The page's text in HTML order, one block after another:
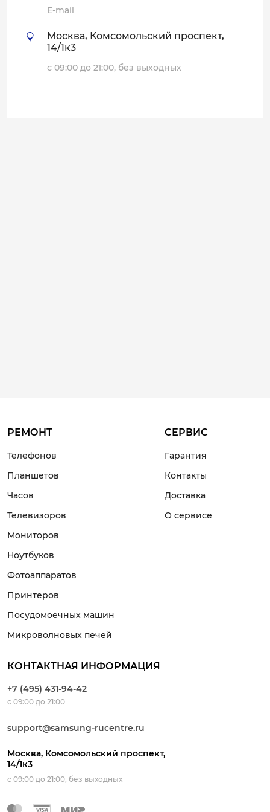
E-mail
Москва, Комсомольский проспект,
14/1к3
с 09:00 до 21:00, без выходных
РЕМОНТ
Телефонов
Планшетов
Часов
Телевизоров
Мониторов
Ноутбуков
Фотоаппаратов
Принтеров
Посудомоечных машин
Микроволновых печей
СЕРВИС
Гарантия
Контакты
Доставка
О сервисе
КОНТАКТНАЯ ИНФОРМАЦИЯ
+7 (495) 431-94-42
с 09:00 до 21:00
support@samsung-rucentre.ru
Москва, Комсомольский проспект,
14/1к3
с 09:00 до 21:00, без выходных